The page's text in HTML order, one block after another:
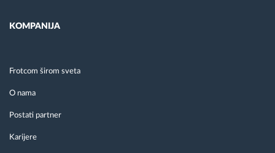
KOMPANIJA
Frotcom širom sveta
O nama
Postati partner
Karijere